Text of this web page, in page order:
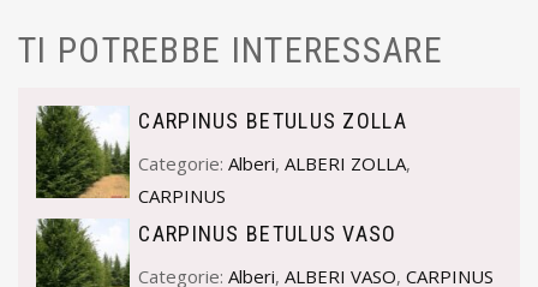
TI POTREBBE INTERESSARE
CARPINUS BETULUS ZOLLA
Categorie:Alberi,ALBERI ZOLLA,
CARPINUS
CARPINUS BETULUS VASO
Categorie:Alberi,ALBERI VASO,CARPINUS